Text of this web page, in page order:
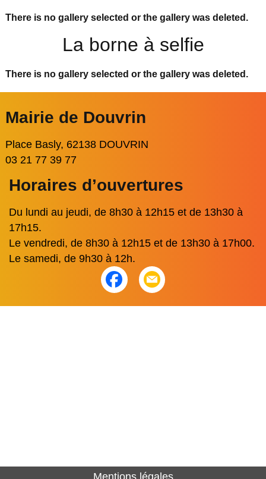
There is no gallery selected or the gallery was deleted.
La borne à selfie
There is no gallery selected or the gallery was deleted.
Mairie de Douvrin
Place Basly, 62138 DOUVRIN
03 21 77 39 77
Horaires d’ouvertures
Du lundi au jeudi, de 8h30 à 12h15 et de 13h30 à
17h15.
Le vendredi, de 8h30 à 12h15 et de 13h30 à 17h00.
Le samedi, de 9h30 à 12h.
Mentions légales